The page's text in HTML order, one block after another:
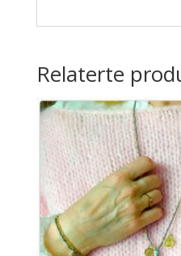
Relaterte